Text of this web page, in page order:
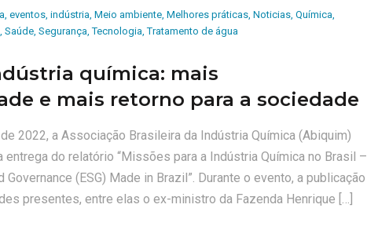
, eventos, indústria, Meio ambiente, Melhores práticas, Noticias, Química,
, Saúde, Segurança,Tecnologia,Tratamento de água
química: mais
e mais retorno para a sociedade
2022, a Associação Brasileira da Indústria Química (Abiquim)
entrega do relatório “Missões para a Indústria Química no Brasil –
Governance (ESG) Made in Brazil”. Durante o evento, a publicação
presentes, entre elas o ex-ministro da Fazenda Henrique […]